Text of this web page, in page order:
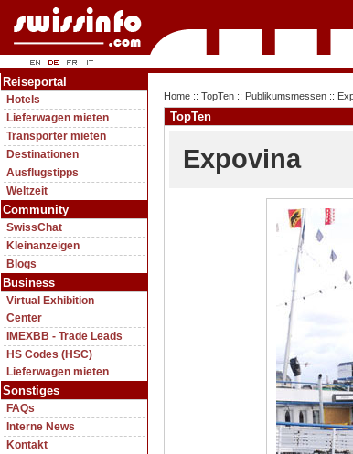
Reiseportal
Hotels
Lieferwagen mieten
Transporter mieten
Destinationen
Ausflugstipps
Weltzeit
Community
SwissChat
Kleinanzeigen
Blogs
Business
Virtual Exhibition
Center
IMEXBB - Trade Leads
HS Codes (HSC)
Lieferwagen mieten
Sonstiges
FAQs
Interne News
Kontakt
Home :: TopTen :: Publikumsmessen ::
TopTen
Expovina